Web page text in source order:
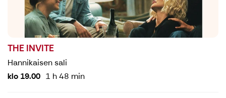
THE INVITE
Hannikaisen sali
klo 19.00 1 h 48 min